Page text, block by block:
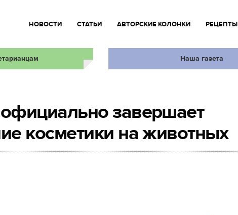
НОВОСТИ СТАТЬИ АВТОРСКИЕ КОЛОНКИ РЕЦЕПТЫ
Наша газета
завершает
косметики на животных